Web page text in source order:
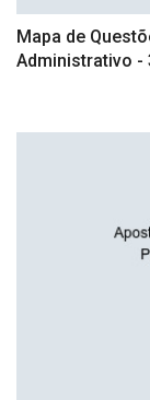
Mapa de
Administrativo -